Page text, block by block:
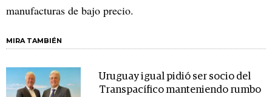
manufacturas de bajo precio.
MIRA TAMBIÉN
Uruguay igual pidió ser socio del
Transpacífico manteniendo rumbo